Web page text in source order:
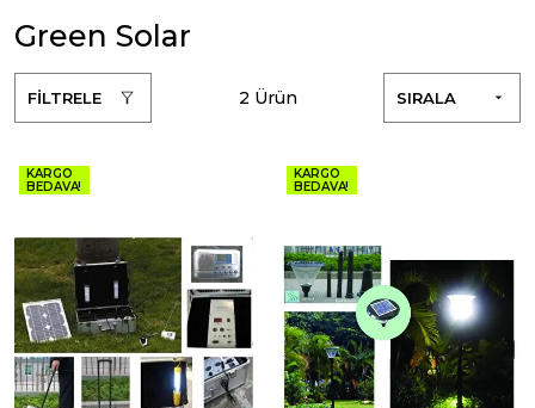
Green Solar
FİLTRELE SIRALA
2 Ürün
KARGO
BEDAVA!
KARGO
BEDAVA!